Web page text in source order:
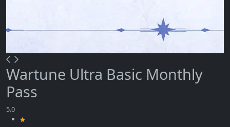
Wartune Ultra Basic Monthly
Pass